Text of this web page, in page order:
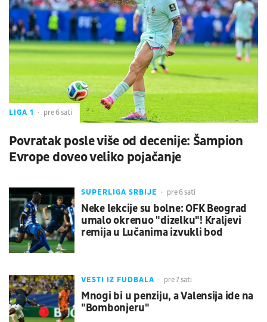
LIGA 1 pre 6 sati
Povratak posle više od decenije: Šampion
Evrope doveo veliko pojačanje
SUPERLIGA SRBIJE pre 6 sati
Neke lekcije su bolne: OFK Beograd
umalo okrenuo "dizelku"! Kraljevi
remija u Lučanima izvukli bod
VESTI IZ FUDBALA pre 7 sati
Mnogi bi u penziju, a Valensija ide na
"Bombonjeru"